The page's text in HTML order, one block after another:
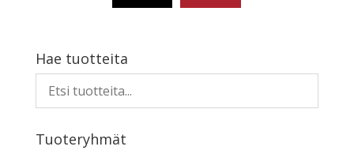
Hae tuotteita
Tuoteryhmät